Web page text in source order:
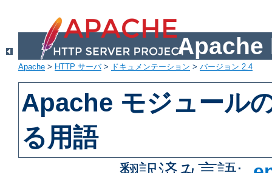
Apache
Apache > HTTP サーバ> ドキュメンテーション > バージョン 2.4
Apache モジュール
る用語